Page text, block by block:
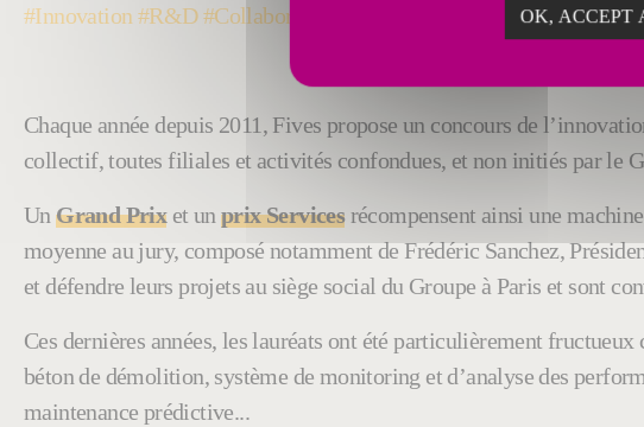
#Innovation #R&D #Collaboratif #WeAreFives
Chaque année depuis 2011, Fives propose un concours de
collectif, toutes filiales et activités confondues, et non initiés par le
UnGrand Prixet unprix Services récompensent ainsi une
moyenne au jury, composé notamment de Frédéric Sanchez,
et défendre leurs projets au siège social du Groupe à Paris et sont
Ces dernières années, les lauréats ont été particulièrement
béton de démolition, système de monitoring et d’analyse des
maintenance prédictive...
OK, ACCEPT